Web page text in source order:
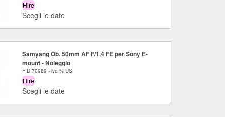
Hire
Scegli le date
Samyang Ob. 50mm AF F/1,4 FE per Sony E-
mount - Noleggio
FID 70989 - iva % US
Hire
Scegli le date